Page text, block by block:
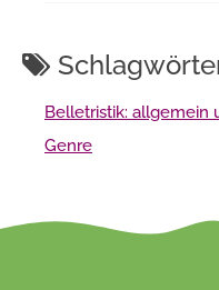
Belletristik: allgemein
Genre